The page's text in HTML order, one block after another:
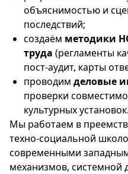
объяснимостью и
последствий;
создаём методики
труда (регламенты
пост‑аудит, карты
проводим деловые
проверки
культурных установок.
Мы работаем в
техно‑социальной
современными
механизмов, системной